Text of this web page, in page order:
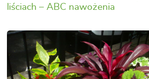
liściach – ABC nawożenia